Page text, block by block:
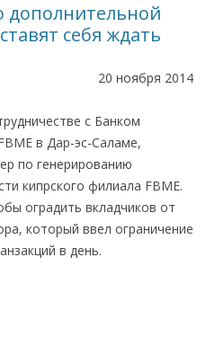
себя ждать
20 ноября 2014
с Банком
в Дар-эс-Саламе,
по генерированию
кипрского филиала FBME.
оградить вкладчиков от
который ввел ограничение
в день.